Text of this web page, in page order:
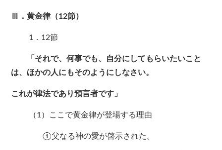
Ⅲ．黄金律（12節）
1．12節
「それで、何事でも、自分にしてもらいたいこと
は、ほかの人にもそのようにしなさい。
これが律法であり預言者です」
（1）ここで黄金律が登場する理由
①父なる神の愛が啓示された。